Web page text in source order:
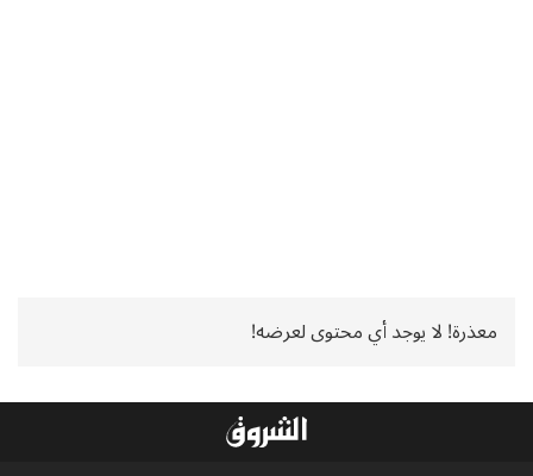
معذرة! لا يوجد أي محتوى لعرضه!